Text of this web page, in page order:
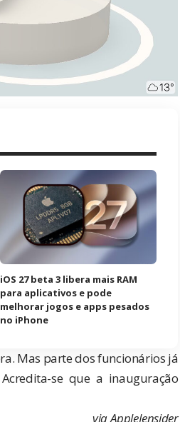
iOS 27 beta 3 libera mais RAM
para aplicativos e pode
melhorar jogos e apps pesados
no iPhone
Mas parte dos funcionários já
se que a inauguração
viaAppleIensider